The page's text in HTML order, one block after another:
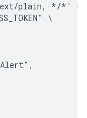
plain, */*' -H
\